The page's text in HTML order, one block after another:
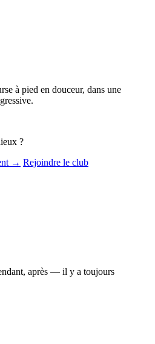
à pied en douceur, dans une
?
→ Rejoindre le club
après — il y a toujours